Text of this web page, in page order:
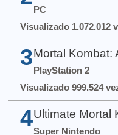
PC
Visualizado 1.072.012
3 Mortal Kombat:
PlayStation 2
Visualizado 999.524
4 Ultimate Mortal
Super Nintendo